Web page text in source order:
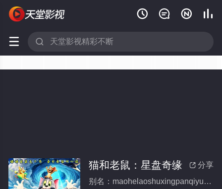
   
 
 分享
猫和老鼠：星盘奇缘
别名：maohelaoshuxingpanqiyuan